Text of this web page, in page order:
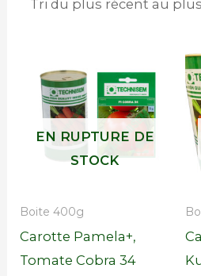
EN RUPTURE DE
STOCK
Boite 400g
Carotte Pamela+,
Tomate Cobra 34